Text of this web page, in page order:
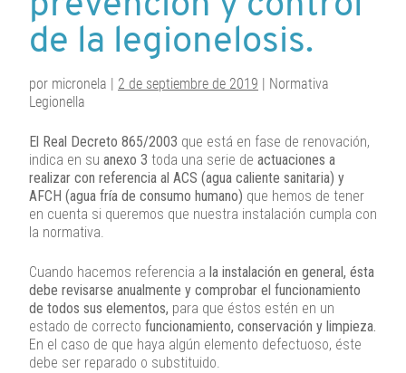
de la legionelosis.
por micronela | 2 de septiembre de 2019 | Normativa
Legionella
El Real Decreto 865/2003 que está en fase de renovación,
indica en su anexo 3 toda una serie de actuaciones a
realizar con referencia al ACS (agua caliente sanitaria) y
AFCH (agua fría de consumo humano) que hemos de tener
en cuenta si queremos que nuestra instalación cumpla con
la normativa.
Cuando hacemos referencia a la instalación en general, ésta
debe revisarse anualmente y comprobar el funcionamiento
de todos sus elementos, para que éstos estén en un
estado de correcto funcionamiento, conservación y limpieza.
En el caso de que haya algún elemento defectuoso, éste
debe ser reparado o substituido.